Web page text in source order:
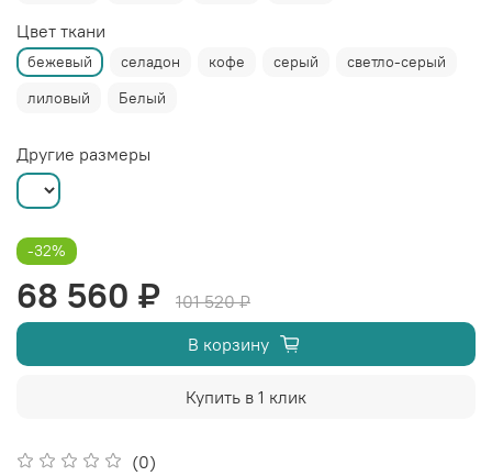
(0)
Цвет ткани
бежевый селадон кофе серый
светло-серый
лиловый
Белый
-32%
68 560 ₽
101 520 ₽
В корзину
Купить в 1 клик
Другие размеры